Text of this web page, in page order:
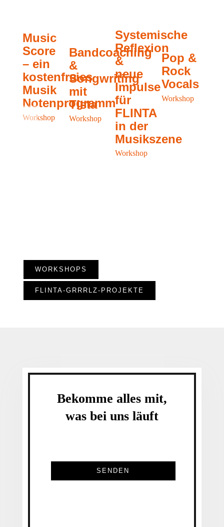
Music
Score
– ein
kostenfreies
Musik
Notenprogramm
Workshop
Bandcoaching
&
Songwriting
mit
Tista
Workshop
Systemische
Reflexion
&
neue
Impulse
für
FLINTA
in der
Musikszene
Workshop
Pop &
Rock
Vocals
Workshop
WORKSHOPS
FLINTA-GRRRLZ-PROJEKTE
Bekomme alles mit,
was bei uns läuft
SENDEN